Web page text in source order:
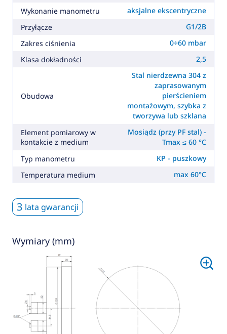
Wykonanie manometru
aksjalne ekscentryczne
Przyłącze
G1/2B
Zakres ciśnienia
0÷60 mbar
Klasa dokładności
2,5
Obudowa
Stal nierdzewna 304 z
zaprasowanym
pierścieniem
montażowym, szybka z
tworzywa lub szklana
Element pomiarowy w
kontakcie z medium
Mosiądz (przy PF stal) -
Tmax ≤ 60 °C
Typ manometru
KP - puszkowy
Temperatura medium
max 60°C
3 lata gwarancji
Wymiary (mm)